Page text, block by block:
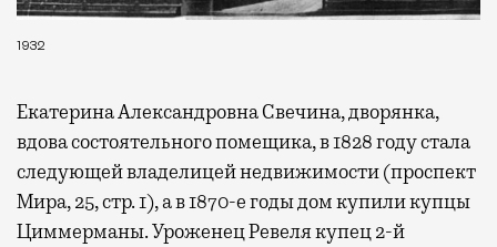
1932
Екатерина Александровна Свечина, дворянка,
вдова состоятельного помещика, в 1828 году стала
следующей владелицей недвижимости (проспект
Мира, 25, стр. 1), а в 1870-е годы дом купили купцы
Циммерманы. Уроженец Ревеля купец 2-й